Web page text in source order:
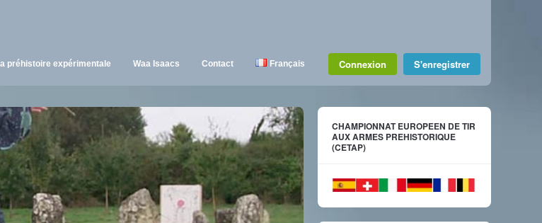
préhistoire expérimentale Waa Isaacs Contact Français Connexion S'enregistrer
CHAMPIONNAT EUROPEEN DE TIR
AUX ARMES PREHISTORIQUE
(CETAP)